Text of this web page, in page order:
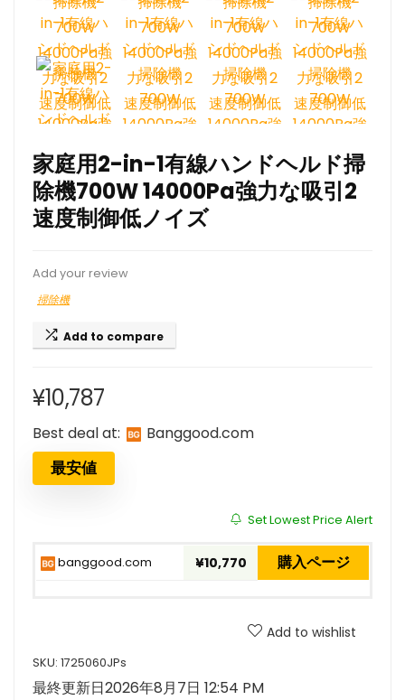
家庭用2-in-1有線ハンドヘルド掃
除機700W 14000Pa強力な吸引2
速度制御低ノイズ
Add your review
掃除機
Add to compare
¥10,787
Best deal at: banggood.com
最安値
Set Lowest Price Alert
banggood.com ¥10,770 購入ページ
Add to wishlist
SKU: 1725060JPs
最終更新日2026年8月7日 12:54 PM